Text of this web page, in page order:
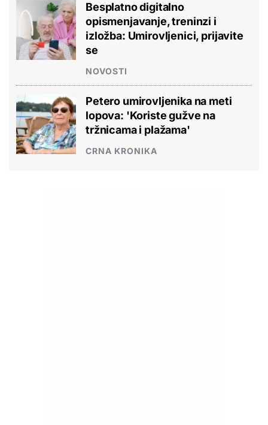
Besplatno digitalno
opismenjavanje, treninzi i
izložba: Umirovljenici, prijavite
se
NOVOSTI
Petero umirovljenika na meti
lopova: 'Koriste gužve na
tržnicama i plažama'
CRNA KRONIKA